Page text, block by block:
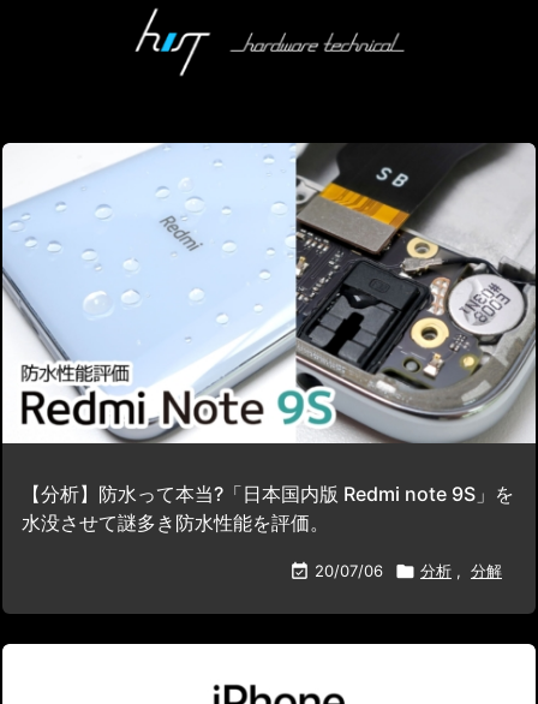
【分析】防水って本当?「日本国内版 Redmi note 9S」を
水没させて謎多き防水性能を評価。
 20/07/06  分析 , 分解